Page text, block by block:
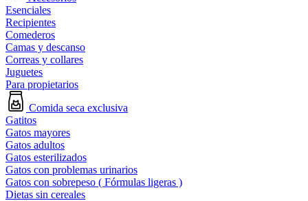
Esenciales
Recipientes
Comederos
Camas y descanso
Correas y collares
Juguetes
Para propietarios
Comida seca exclusiva
Gatitos
Gatos mayores
Gatos adultos
Gatos esterilizados
Gatos con problemas urinarios
Gatos con sobrepeso ( Fórmulas ligeras )
Dietas sin cereales